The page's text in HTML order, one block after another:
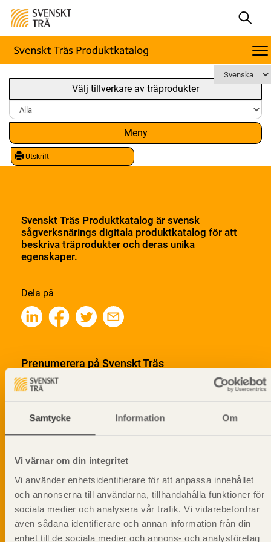
Samtycke Information Om
Vi värnar om din integritet
Vi använder enhetsidentifierare för att anpassa innehållet
och annonserna till användarna, tillhandahålla funktioner för
sociala medier och analysera vår trafik. Vi vidarebefordrar
även sådana identifierare och annan information från din
enhet till de sociala medier och annons- och analysföretag
Välj tillverkare av träprodukter
Meny
Utskrift
Svenskt Träs Produktkatalog är svensk
sågverksnärings digitala produktkatalog för att
beskriva träprodukter och deras unika
egenskaper.
Dela på
Prenumerera på Svenskt Träs
informationsutskick!